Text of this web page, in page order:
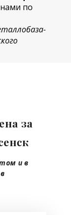
по
за
и в